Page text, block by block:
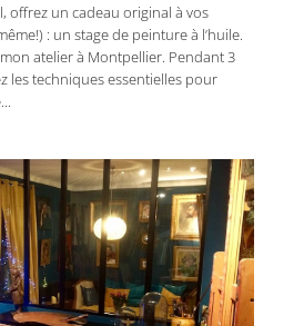
offrez un cadeau original à vos
: un stage de peinture à l’huile.
atelier à Montpellier. Pendant 3
les techniques essentielles pour